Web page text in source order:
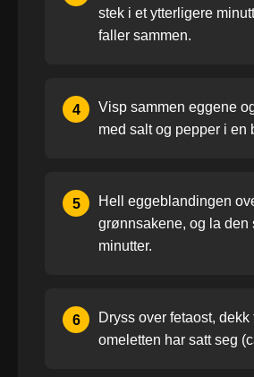
stek i et ytterligere
faller sammen.
4
Visp sammen eggene
med salt og pepper i en
5
Hell eggeblandingen
grønnsakene, og la den
minutter.
6
Dryss over fetaost, dekk
omeletten har satt seg